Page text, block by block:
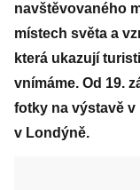
navštěvovaného
místech světa a
která ukazují
vnímáme. Od 19.
fotky na výstavě
v Londýně.